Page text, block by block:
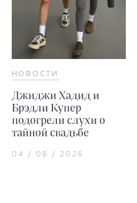
НОВОСТИ
Джиджи Хадид и
Брэдли Купер
подогрели слухи о
тайной свадьбе
04 / 08 / 2026